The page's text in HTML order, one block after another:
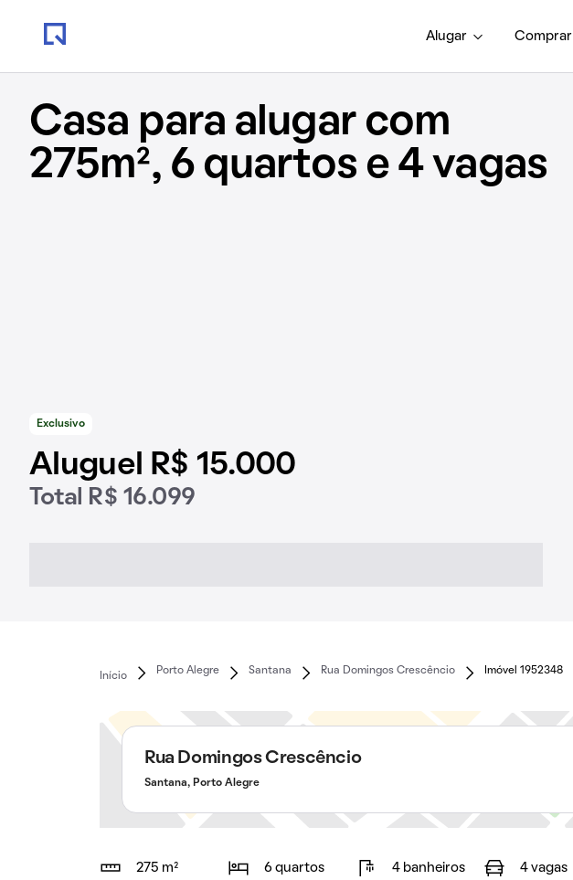
Alugar Comprar
Casa para alugar com
275m², 6 quartos e 4 vagas
Exclusivo
Aluguel R$ 15.000
Total R$ 16.099
Início
Porto Alegre Santana Rua Domingos Crescêncio Imóvel 1952348
Rua Domingos Crescêncio
Santana, Porto Alegre
275 m²
6 quartos
4 banheiros 4 vagas